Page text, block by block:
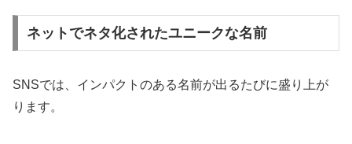
ネットでネタ化されたユニークな名前
SNSでは、インパクトのある名前が出るたびに盛り上が
ります。